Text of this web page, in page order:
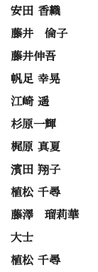
安田 香織
藤井 倫子
藤井伸吾
帆足 幸晃
江崎 遥
杉原一輝
梶原 真夏
濱田 翔子
植松 千尋
藤澤 瑠莉華
大士
植松 千尋